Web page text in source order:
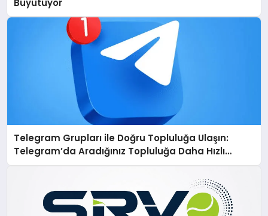
Büyütüyor
Telegram Grupları ile Doğru Topluluğa Ulaşın:
Telegram’da Aradığınız Topluluğa Daha Hızlı
Ulaşın